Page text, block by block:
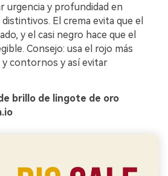
urgencia y profundidad en
El crema evita que el
y el casi negro hace que el
Consejo: usa el rojo más
y contornos y así evitar
brillo de lingote de oro